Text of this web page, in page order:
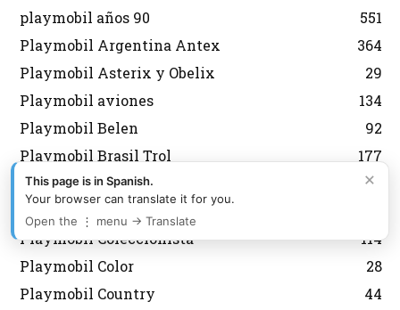
playmobil años 90
551
Playmobil Argentina Antex
364
Playmobil Asterix y Obelix
29
Playmobil aviones
134
Playmobil Belen
92
Playmobil Brasil Trol
177
Playmobil Carrefour
9
Playmobil City
Playmobil Coleccionista
114
Playmobil Color
28
Playmobil Country
44
×
This page is in Spanish.
Your browser can translate it for you.
Open the ⋮ menu → Translate